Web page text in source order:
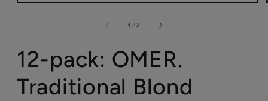
Media
1 /
van
3
12-pack: OMER.
Traditional Blond